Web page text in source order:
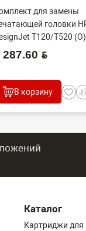
для замены
головки
T120/T520
BYN
В корзину
Каталог
Картриджи